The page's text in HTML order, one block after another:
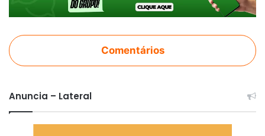
Comentários
Anuncia – Lateral